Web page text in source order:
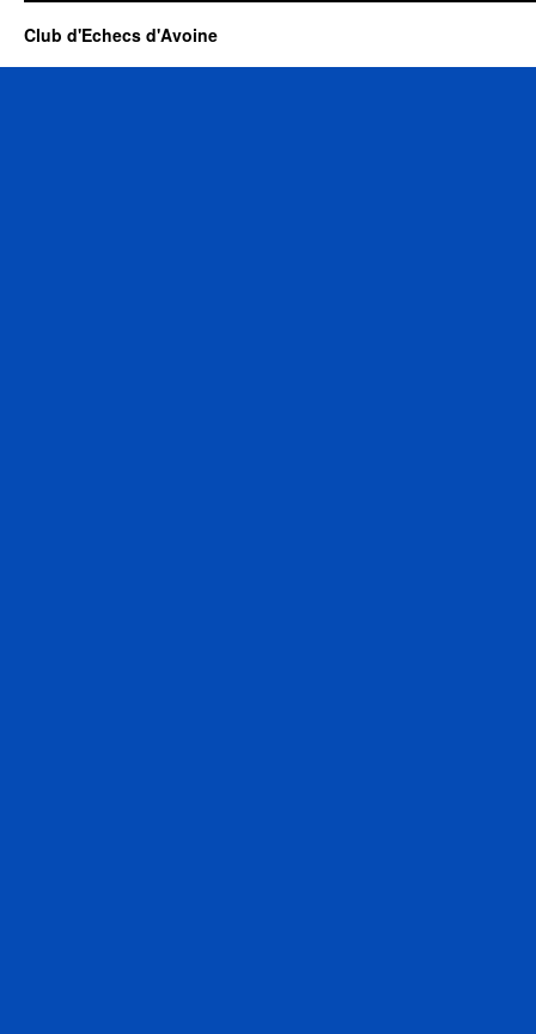
Club d'Echecs d'Avoine